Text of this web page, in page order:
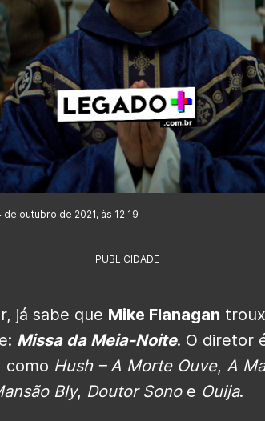
outubro de 2021, às 12:19
PUBLICIDADE
já sabe que Mike Flanagan
Missa da Meia-Noite. O diretor
como Hush – A Morte Ouve, A
Bly, Doutor Sonoe Ouija.